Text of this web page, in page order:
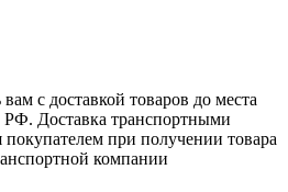
с доставкой товаров до места
РФ. Доставка транспортными
при получении товара
компании